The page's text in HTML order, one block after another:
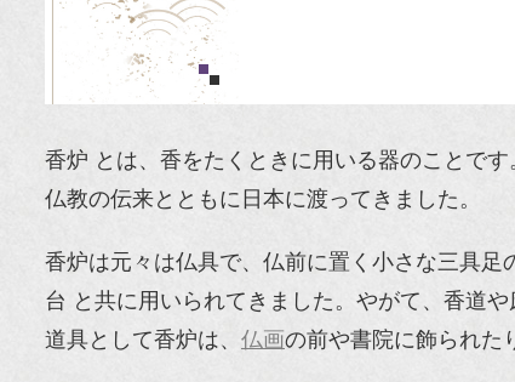
香炉 とは、香をたくときに用いる器のことで
仏教の伝来とともに日本に渡ってきました。
香炉は元々は仏具で、仏前に置く小さな三具
台 と共に用いられてきました。やがて、香道
道具として香炉は、 仏画の前や書院に飾られた